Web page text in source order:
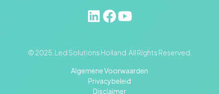
Algemene Voorwaarden
Privacybeleid
Disclaimer
© 2025. Led Solutions Holland. All Rights Reserved.